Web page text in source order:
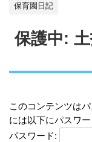
保育園日記
保護中:
このコンテンツは
には以下にパスワ
パスワード: